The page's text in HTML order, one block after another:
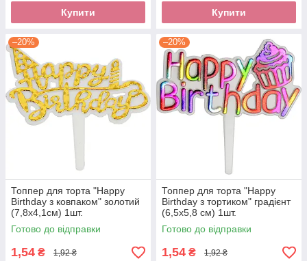
Купити Купити
–20%
Топпер для торта "Happy
Birthday з ковпаком" золотий
(7,8х4,1см) 1шт.
Готово до відправки
1,54 ₴ 1,92 ₴
–20%
Топпер для торта "Happy
Birthday з тортиком" градієнт
(6,5х5,8 см) 1шт.
Готово до відправки
1,54 ₴ 1,92 ₴